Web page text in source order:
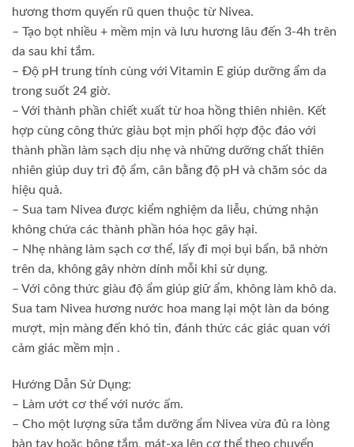
hương thơm quyến rũ quen thuộc từ Nivea.
– Tạo bọt nhiều + mềm mịn và lưu hương lâu đến 3-4h trên
da sau khi tắm.
– Độ pH trung tính cùng với Vitamin E giúp dưỡng ẩm da
trong suốt 24 giờ.
– Với thành phần chiết xuất từ hoa hồng thiên nhiên. Kết
hợp cùng công thức giàu bọt mịn phối hợp độc đáo với
thành phần làm sạch dịu nhẹ và những dưỡng chất thiên
nhiên giúp duy trì độ ẩm, cân bằng độ pH và chăm sóc da
hiệu quả.
– Sua tam Nivea được kiểm nghiệm da liễu, chứng nhận
không chứa các thành phần hóa học gây hại.
– Nhẹ nhàng làm sạch cơ thể, lấy đi mọi bụi bẩn, bã nhờn
trên da, không gây nhờn dính mỗi khi sử dụng.
– Với công thức giàu độ ẩm giúp giữ ẩm, không làm khô da.
Sua tam Nivea hương nước hoa mang lại một làn da bóng
mượt, mịn màng đến khó tin, đánh thức các giác quan với
cảm giác mềm mịn .
Hướng Dẫn Sử Dụng:
– Làm ướt cơ thể với nước ấm.
– Cho một lượng sữa tắm dưỡng ẩm Nivea vừa đủ ra lòng
bàn tay hoặc bông tắm, mát-xa lên cơ thể theo chuyển